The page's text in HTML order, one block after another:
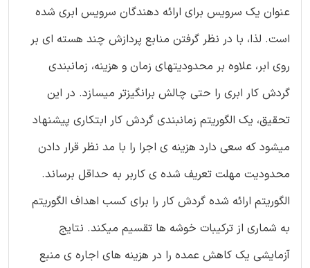
عنوان یک سرویس برای ارائه دهندگان سرویس ابری شده
است. لذا، با در نظر گرفتن منابع پردازش چند هسته ای بر
روی ابر، علاوه بر محدودیتهای زمان و هزینه، زمانبندی
گردش کار ابری را حتی چالش برانگیزتر میسازد. در این
تحقیق، یک الگوریتم زمانبندی گردش کار ابتکاری پیشنهاد
میشود که سعی دارد هزینه ی اجرا را با مد نظر قرار دادن
محدودیت مهلت تعریف شده ی کاربر به حداقل برساند.
الگوریتم ارائه شده گردش کار را برای کسب اهداف الگوریتم
به شماری از ترکیبات خوشه ها تقسیم میکند. نتایج
آزمایشی یک کاهش عمده را در هزینه های اجاره ی منبع